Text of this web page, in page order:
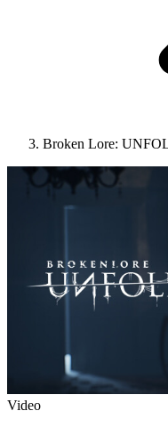
Broken Lore:
Video